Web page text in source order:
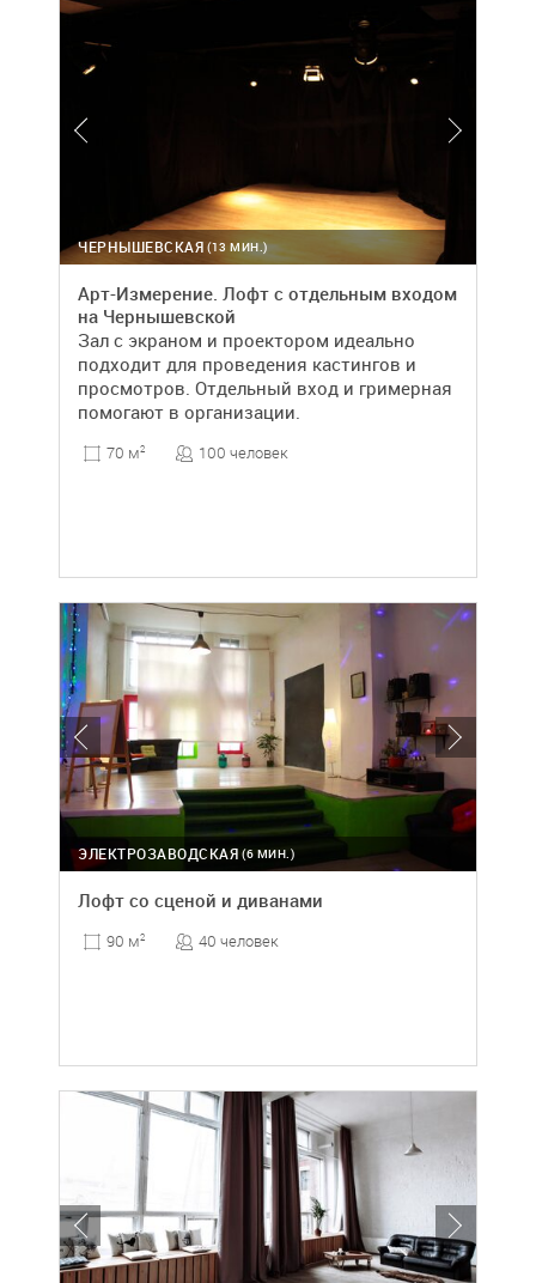
(13 МИН.)
ЧЕРНЫШЕВСКАЯ
Арт-Измерение. Лофт с отдельным входом
на Чернышевской
Зал с экраном и проектором идеально
подходит для проведения кастингов и
просмотров. Отдельный вход и гримерная
помогают в организации.
70 м2 100 человек
(6 МИН.)
ЭЛЕКТРОЗАВОДСКАЯ
Лофт со сценой и диванами
90 м2 40 человек